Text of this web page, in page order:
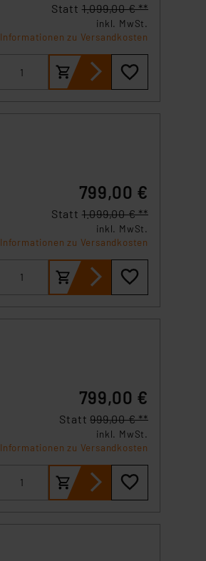
Statt1.099,00 € **
inkl. MwSt.
Informationen zu Versandkosten
799,00 €
Statt1.099,00 € **
inkl. MwSt.
Informationen zu Versandkosten
799,00 €
Statt999,00 € **
inkl. MwSt.
Informationen zu Versandkosten